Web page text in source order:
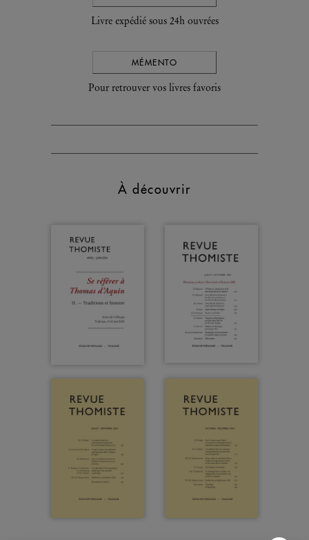
Livre expédié sous 24h ouvrées
MÉMENTO
Pour retrouver vos livres favoris
À découvrir